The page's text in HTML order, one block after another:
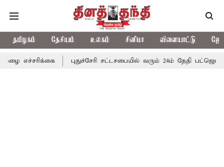
தமிழகம் தேசியம் உலகம் சினிமா விளையாட்டு
புதுச்சேரி சட்டசபையில் வரும் 24ம் தேதி பட்ஜெட் தாக்கல்